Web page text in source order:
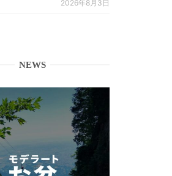
2026年8月3日
NEWS